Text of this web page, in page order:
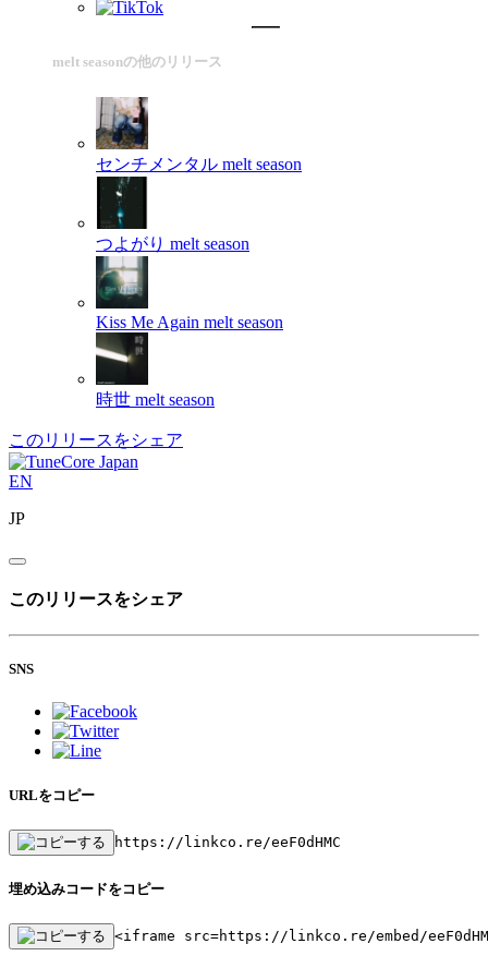
melt seasonの他のリリース
センチメンタル melt season
つよがり melt season
Kiss Me Again melt season
時世 melt season
このリリースをシェア
EN
JP
このリリースをシェア
SNS
URLをコピー
https://linkco.re/eeF0dHMC
埋め込みコードをコピー
<iframe src=https://linkco.re/embed/